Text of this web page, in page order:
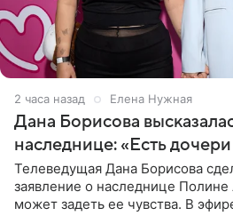
2 часа назад Елена Нужная
Дана Борисова
наследнице: «Есть
Телеведущая Дана Борисова
заявление о наследнице Полине
может задеть ее чувства. В